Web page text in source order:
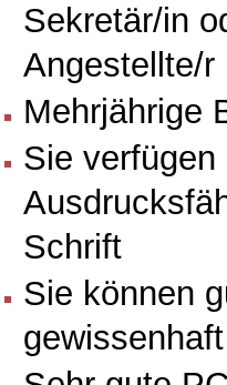
Sekretär/in
Angestellte/r
Mehrjährige
Sie
Schrift
Sie können
gewissenhaft